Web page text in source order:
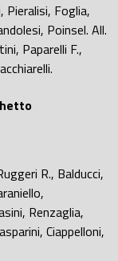
Foglia,
Poinsel. All.
Paparelli F.,
R., Balducci,
Renzaglia,
Ciappelloni,